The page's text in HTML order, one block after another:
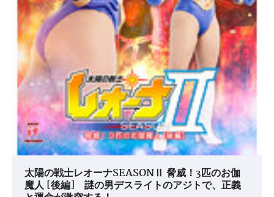
太陽の戦士レオーナSEASONⅡ 脅威！3匹のお伽
魔人 [後編] 謎の男デスライトのアジトで、正義